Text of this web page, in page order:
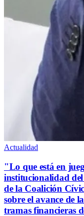
Actualidad
"Lo que está en
institucionalidad
de la Coalición
sobre el avance de
tramas financieras